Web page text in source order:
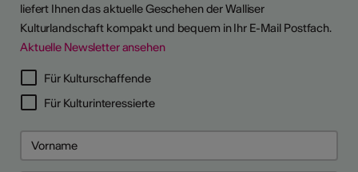
liefert Ihnen das aktuelle Geschehen der Walliser
Kulturlandschaft kompakt und bequem in Ihr E-Mail Postfach.
Aktuelle Newsletter ansehen
Für Kulturschaffende
Für Kulturinteressierte